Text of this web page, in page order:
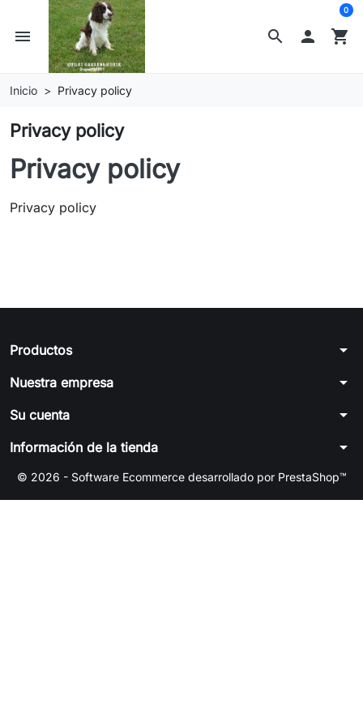
search
menu  shopping_cart
0
Inicio Privacy policy
Privacy policy
Privacy policy
Privacy policy
Productos arrow_drop_down
Nuestra empresa arrow_drop_down
Su cuenta arrow_drop_down
Información de la tienda arrow_drop_down
© 2026 - Software Ecommerce desarrollado por PrestaShop™